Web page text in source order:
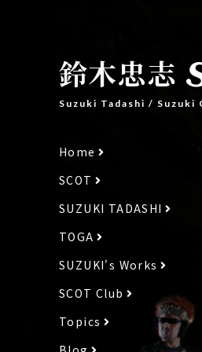
鈴木忠志
Suzuki Tadashi / Suzuki
Home
SCOT
SUZUKI TADASHI
TOGA
SUZUKI's Works
SCOT Club
Topics